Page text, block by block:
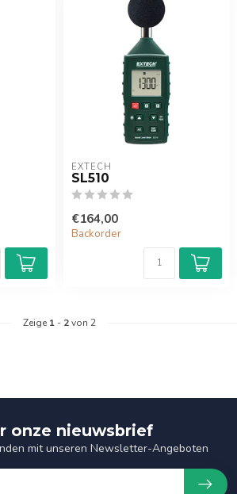
EXTECH
SL510
€164,00
Backorder
Zeige 1 - 2von 2
onze nieuwsbrief
mit unseren Newsletter-Angeboten